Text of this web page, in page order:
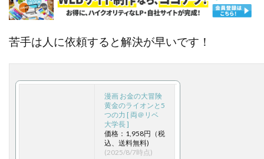
苦手は人に依頼すると解決が早いです！
漫画 お金の大冒険
黄金のライオンと5
つの力 [ 両＠リベ
大学長 ]
価格：1,958円（税
込、送料無料)
(2025/8/7時点)